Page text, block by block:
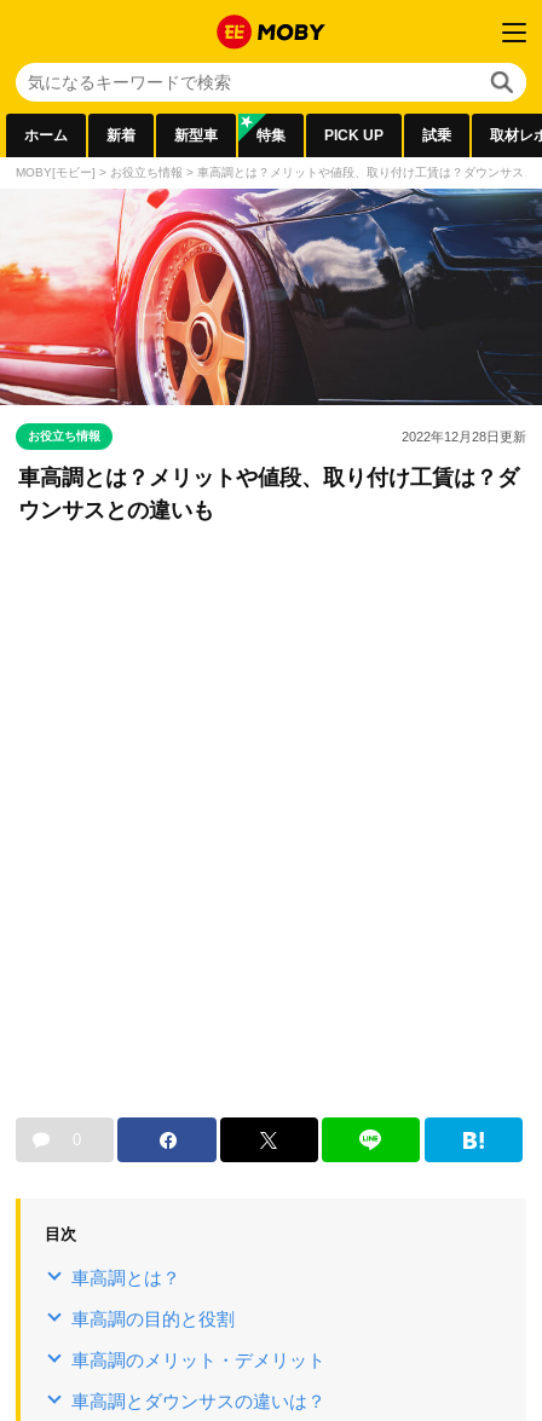
ホーム 新着 新型車 特集 PICK UP 試乗 取材レ
MOBY[モビー] > お役立ち情報 > 車高調とは？メリットや値段、取り付け工賃は？ダウンサスと
お役立ち情報 2022年12月28日更新
車高調とは？メリットや値段、取り付け工賃は？ダ
ウンサスとの違いも
0
目次
車高調とは？
車高調の目的と役割
車高調のメリット・デメリット
車高調とダウンサスの違いは？